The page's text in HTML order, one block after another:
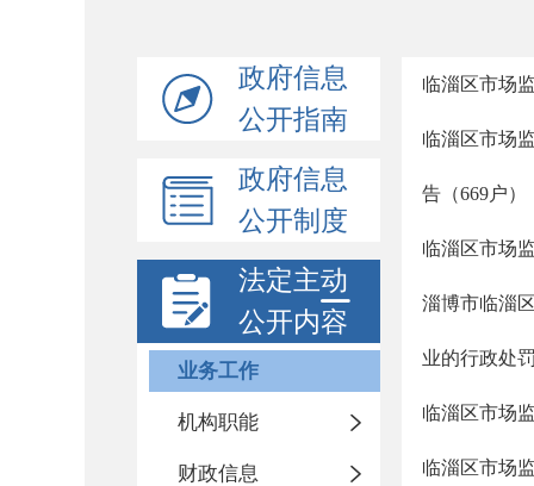
政府信息
公开指南
政府信息
公开制度
法定主动
公开内容
业务工作
机构职能
财政信息
临淄区市场
临淄区市场
告（669户）
临淄区市场
淄博市临淄
业的行政处
临淄区市场
临淄区市场